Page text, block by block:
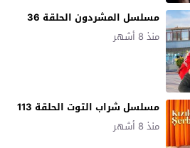
مسلسل المشردون الحلقة 36
منذ 8 أشهر
مسلسل شراب التوت الحلقة 113
منذ 8 أشهر